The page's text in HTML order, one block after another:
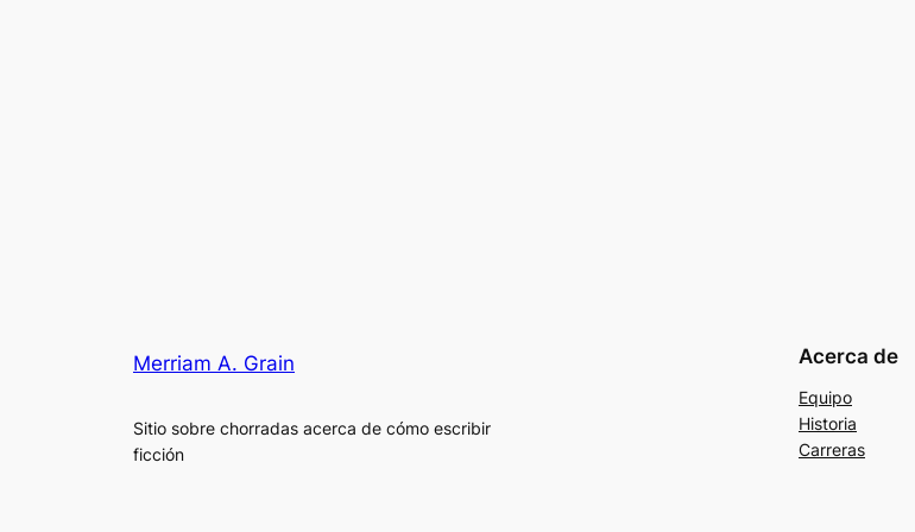
Merriam A. Grain
Sitio sobre chorradas acerca de cómo escribir
ficción
Acerca de
Equipo
Historia
Carreras